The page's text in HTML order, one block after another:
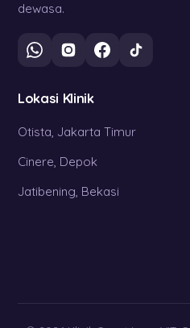
dewasa.
Lokasi Klinik
Otista, Jakarta Timur
Cinere, Depok
Jatibening, Bekasi